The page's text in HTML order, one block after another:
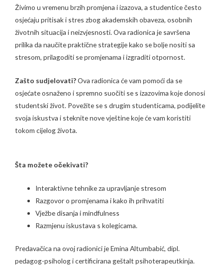
Živimo u vremenu brzih promjena i izazova, a studentice često
osjećaju pritisak i stres zbog akademskih obaveza, osobnih
životnih situacija i neizvjesnosti. Ova radionica je savršena
prilika da naučite praktične strategije kako se bolje nositi sa
stresom, prilagoditi se promjenama i izgraditi otpornost.
Zašto sudjelovati?Ova radionica će vam pomoći da se
osjećate osnaženo i spremno suočiti se s izazovima koje donosi
studentski život. Povežite se s drugim studenticama, podijelite
svoja iskustva i steknite nove vještine koje će vam koristiti
tokom cijelog života.
Šta možete očekivati?
Interaktivne tehnike za upravljanje stresom
Razgovor o promjenama i kako ih prihvatiti
Vježbe disanja i mindfulness
Razmjenu iskustava s kolegicama.
Predavačica na ovoj radionici je Emina Altumbabić, dipl.
pedagog-psiholog i certificirana geštalt psihoterapeutkinja.